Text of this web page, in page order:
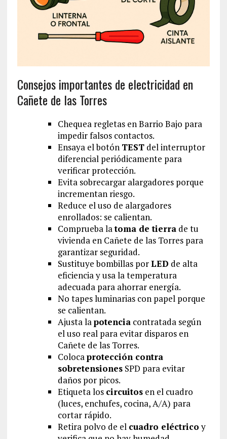
Consejos importantes de electricidad en
Cañete de las Torres
Chequea regletas en Barrio Bajo para
impedir falsos contactos.
Ensaya el botón TESTdel interruptor
diferencial periódicamente para
verificar protección.
Evita sobrecargar alargadores porque
incrementan riesgo.
Reduce el uso de alargadores
enrollados: se calientan.
Comprueba latoma de tierrade tu
vivienda en Cañete de las Torres para
garantizar seguridad.
Sustituye bombillas porLED de alta
eficiencia y usa la temperatura
adecuada para ahorrar energía.
No tapes luminarias con papel porque
se calientan.
Ajusta lapotenciacontratada según
el uso real para evitar disparos en
Cañete de las Torres.
Colocaprotección contra
sobretensionesSPD para evitar
daños por picos.
Etiqueta los circuitosen el cuadro
(luces, enchufes, cocina, A/A) para
cortar rápido.
Retira polvo de el cuadro eléctricoy